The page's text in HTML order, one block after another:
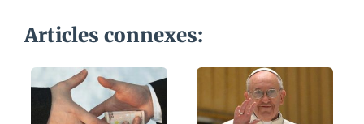
Articles connexes: